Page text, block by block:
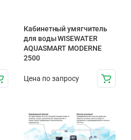
Кабинетный умягчитель
для воды WISEWATER
AQUASMART MODERNE
2500
Цена по запросу